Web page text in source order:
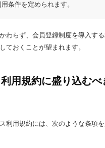
条件を定められます。
わらず、会員登録制度を導入す
ておくことが望まれます。
用規約に盛り込むべ
利用規約には、次のような条項